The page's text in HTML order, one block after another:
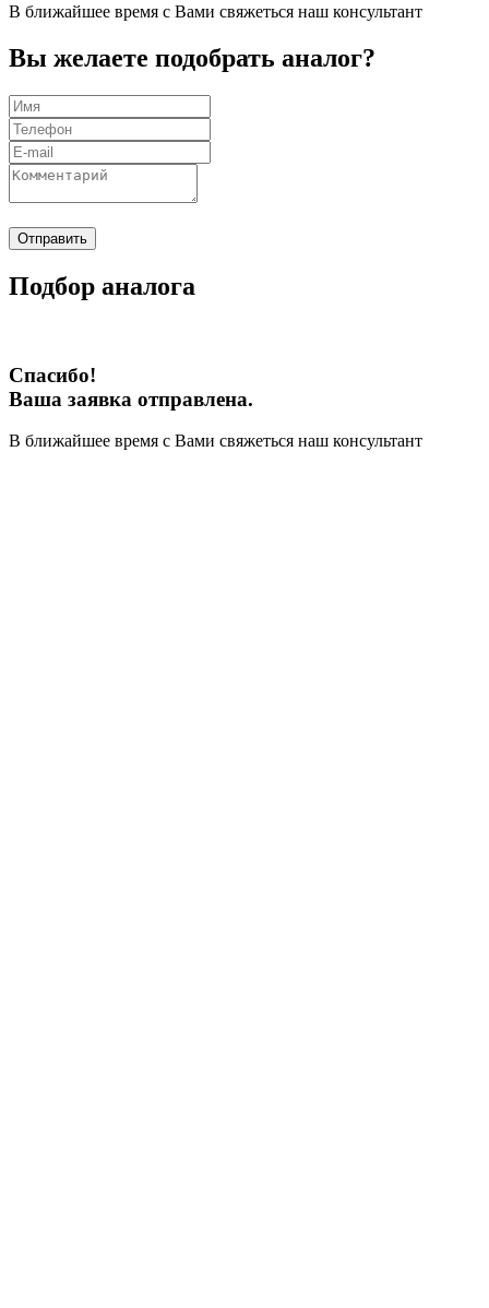
В ближайшее время с Вами свяжеться наш консультант
Вы желаете подобрать аналог?
Отправить
Подбор аналога
Спасибо!
Ваша заявка отправлена.
В ближайшее время с Вами свяжеться наш консультант